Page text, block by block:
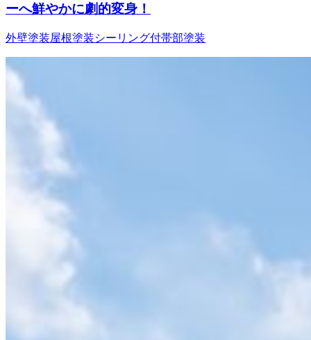
ーへ鮮やかに劇的変身！
外壁塗装屋根塗装シーリング付帯部塗装